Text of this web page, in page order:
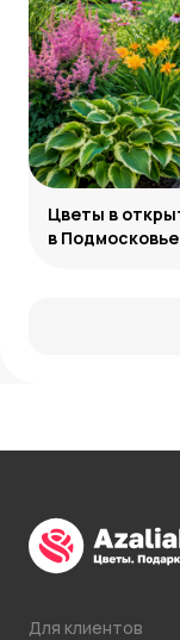
Цветы в
в
Для клиентов